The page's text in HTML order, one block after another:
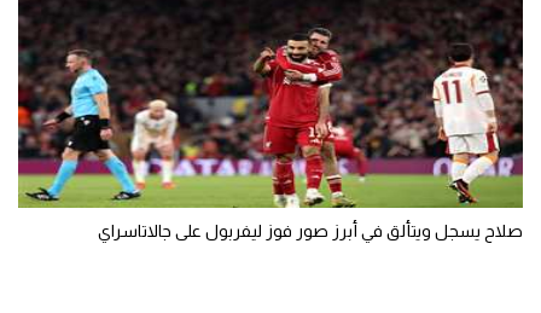
صلاح يسجل ويتألق في أبرز صور فوز ليفربول على جالاتاسراي